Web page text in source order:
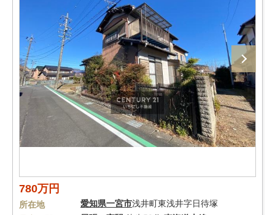
780万円
所在地 愛知県一宮市浅井町東浅井字日待塚